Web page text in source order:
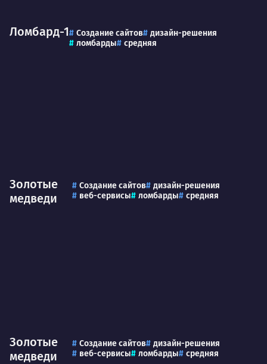
Ломбард-1 Создание сайтов
дизайн-решения
ломбарды
средняя
Золотые
медведи
Создание сайтов
дизайн-решения
веб-сервисы
ломбарды средняя
Золотые
медведи
Создание сайтов
дизайн-решения
веб-сервисы
ломбарды средняя